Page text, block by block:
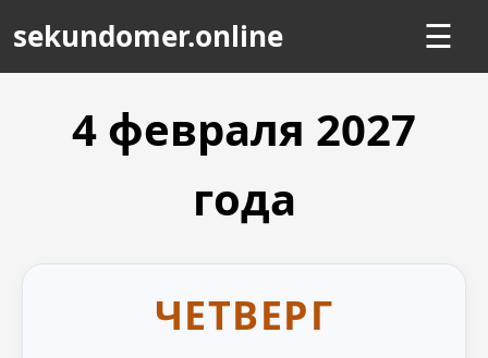
sekundomer.online ☰
4 февраля 2027
года
ЧЕТВЕРГ